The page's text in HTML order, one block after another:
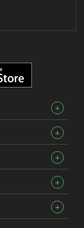
+
O
+
+
+
+